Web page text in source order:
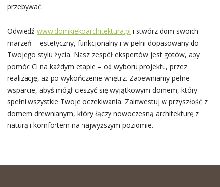
przebywać.
Odwiedź www.domkiekoarchitektura.pl i stwórz dom swoich
marzeń – estetyczny, funkcjonalny i w pełni dopasowany do
Twojego stylu życia. Nasz zespół ekspertów jest gotów, aby
pomóc Ci na każdym etapie – od wyboru projektu, przez
realizację, aż po wykończenie wnętrz. Zapewniamy pełne
wsparcie, abyś mógł cieszyć się wyjątkowym domem, który
spełni wszystkie Twoje oczekiwania. Zainwestuj w przyszłość z
domem drewnianym, który łączy nowoczesną architekturę z
naturą i komfortem na najwyższym poziomie.